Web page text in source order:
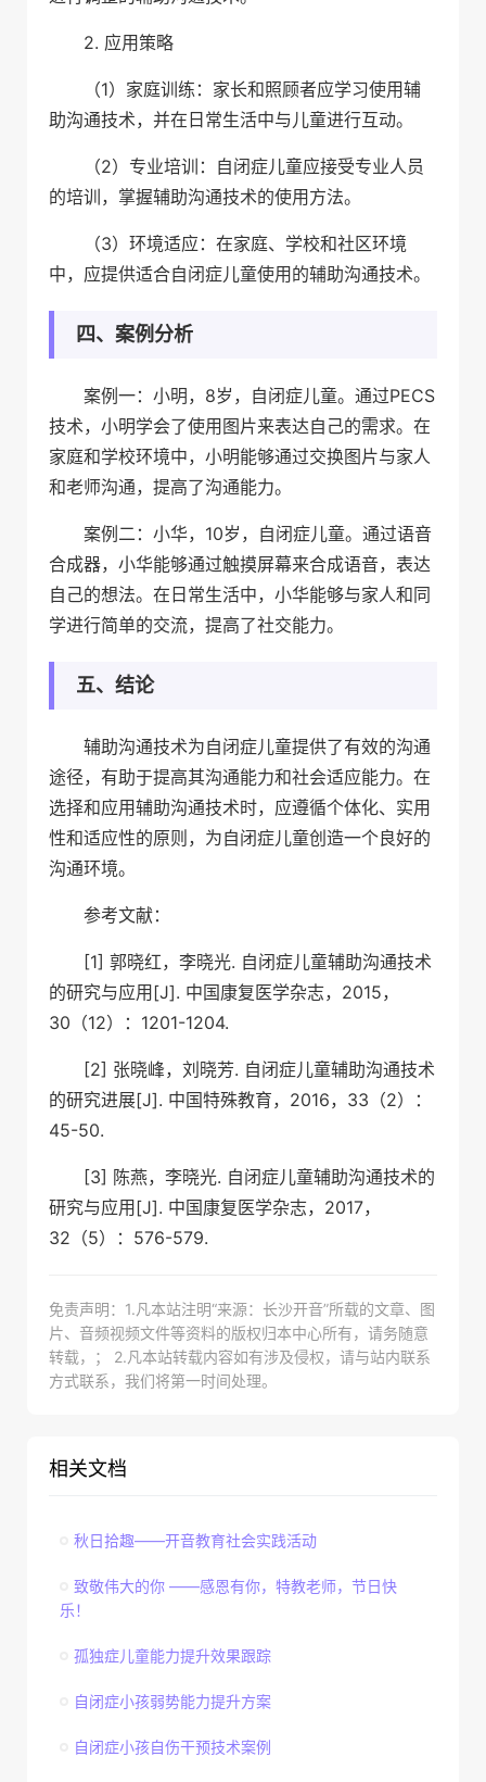
2. 应用策略
（1）家庭训练：家长和照顾者应学习使用辅
助沟通技术，并在日常生活中与儿童进行互动。
（2）专业培训：自闭症儿童应接受专业人员
的培训，掌握辅助沟通技术的使用方法。
（3）环境适应：在家庭、学校和社区环境
中，应提供适合自闭症儿童使用的辅助沟通技术。
四、案例分析
案例一：小明，8岁，自闭症儿童。通过PECS
技术，小明学会了使用图片来表达自己的需求。在
家庭和学校环境中，小明能够通过交换图片与家人
和老师沟通，提高了沟通能力。
案例二：小华，10岁，自闭症儿童。通过语音
合成器，小华能够通过触摸屏幕来合成语音，表达
自己的想法。在日常生活中，小华能够与家人和同
学进行简单的交流，提高了社交能力。
五、结论
辅助沟通技术为自闭症儿童提供了有效的沟通
途径，有助于提高其沟通能力和社会适应能力。在
选择和应用辅助沟通技术时，应遵循个体化、实用
性和适应性的原则，为自闭症儿童创造一个良好的
沟通环境。
参考文献：
[1] 郭晓红，李晓光. 自闭症儿童辅助沟通技术
的研究与应用[J]. 中国康复医学杂志，2015，
30（12）：1201-1204.
[2] 张晓峰，刘晓芳. 自闭症儿童辅助沟通技术
的研究进展[J]. 中国特殊教育，2016，33（2）：
45-50.
[3] 陈燕，李晓光. 自闭症儿童辅助沟通技术的
研究与应用[J]. 中国康复医学杂志，2017，
32（5）：576-579.
免责声明：1.凡本站注明“来源：长沙开音”所载的文章、图
片、音频视频文件等资料的版权归本中心所有，请务随意
转载，； 2.凡本站转载内容如有涉及侵权，请与站内联系
方式联系，我们将第一时间处理。
相关文档
秋日拾趣——开音教育社会实践活动
致敬伟大的你 ——感恩有你，特教老师，节日快
乐！
孤独症儿童能力提升效果跟踪
自闭症小孩弱势能力提升方案
自闭症小孩自伤干预技术案例